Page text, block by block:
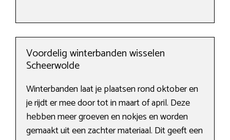
Voordelig winterbanden wisselen
Scheerwolde
Winterbanden laat je plaatsen rond oktober en
je rijdt er mee door tot in maart of april. Deze
hebben meer groeven en nokjes en worden
gemaakt uit een zachter materiaal. Dit geeft een